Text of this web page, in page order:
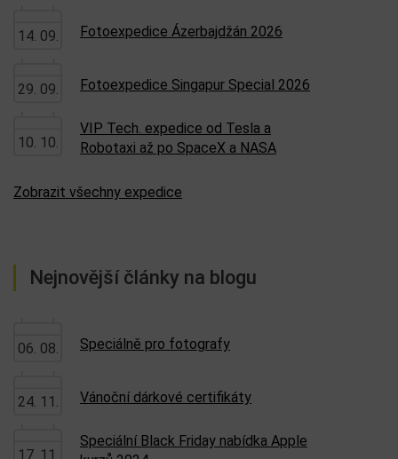
14. 09. Fotoexpedice Ázerbajdžán 2026
29. 09. Fotoexpedice Singapur Special 2026
10. 10.
VIP Tech. expedice od Tesla a
Robotaxi až po SpaceX a NASA
Zobrazit všechny expedice
Nejnovější články na blogu
06. 08. Speciálně pro fotografy
24. 11. Vánoční dárkové certifikáty
17. 11.
Speciální Black Friday nabídka Apple